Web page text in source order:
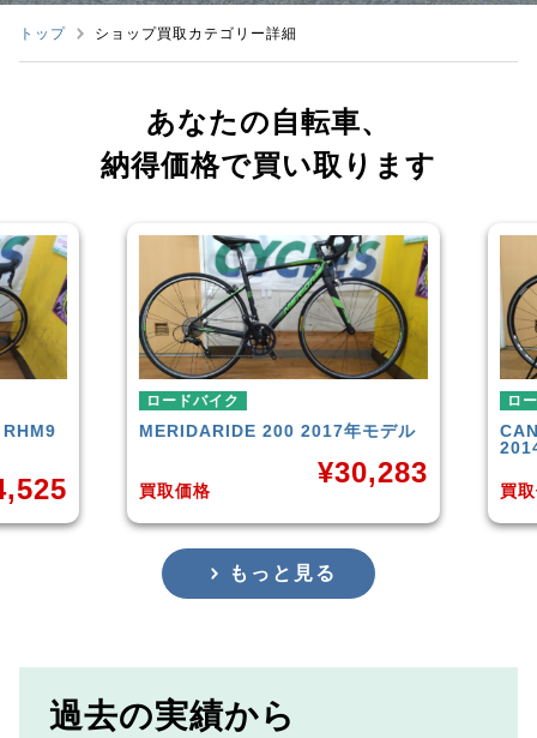
トップ ショップ買取カテゴリー詳細
あなたの自転車、
納得価格で買い取ります
ロードバイク
MERIDARIDE 200 2017年モデル
買取価格
¥30,283
ロー
買取
もっと見る
過去の実績から